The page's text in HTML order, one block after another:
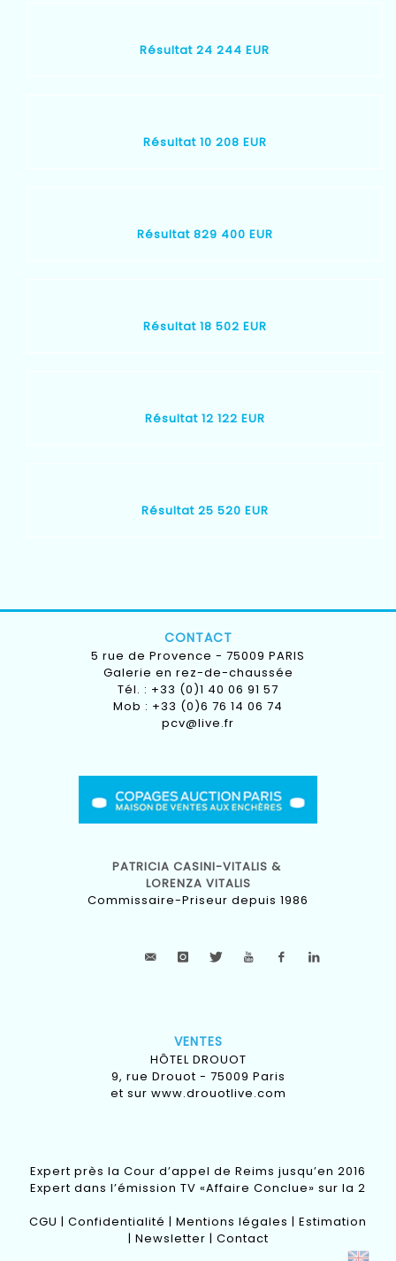
Résultat 24 244 EUR
Résultat 10 208 EUR
Résultat 829 400 EUR
Résultat 18 502 EUR
Résultat 12 122 EUR
Résultat 25 520 EUR
CONTACT
5 rue de Provence - 75009 PARIS
Galerie en rez-de-chaussée
Tél. : +33 (0)1 40 06 91 57
Mob : +33 (0)6 76 14 06 74
pcv@live.fr
PATRICIA CASINI-VITALIS &
LORENZA VITALIS
Commissaire-Priseur depuis 1986
VENTES
HÔTEL DROUOT
9, rue Drouot - 75009 Paris
et sur www.drouotlive.com
Expert près la Cour d’appel de Reims jusqu’en 2016
Expert dans l’émission TV «Affaire Conclue» sur la 2
CGU | Confidentialité | Mentions légales | Estimation
| Newsletter | Contact